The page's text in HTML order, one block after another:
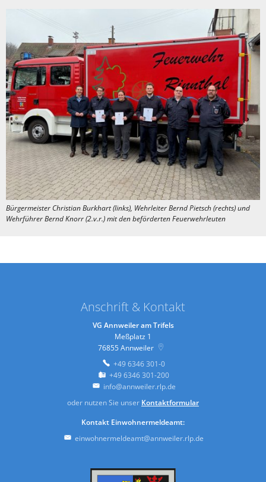
Bürgermeister Christian Burkhart (links), Wehrleiter Bernd Pietsch (rechts) und
Wehrführer Bernd Knorr (2.v.r.) mit den beförderten Feuerwehrleuten
Anschrift & Kontakt
VG Annweiler am Trifels
Meßplatz 1
76855Annweiler
+49 6346 301-0
+49 6346 301-200
info@annweiler.rlp.de
oder nutzen Sie unser Kontaktformular
Kontakt Einwohnermeldeamt:
einwohnermeldeamt@annweiler.rlp.de